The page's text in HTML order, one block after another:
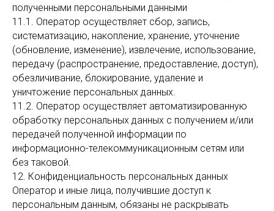
полученными персональными данными
11.1. Оператор осуществляет сбор, запись,
систематизацию, накопление, хранение, уточнение
(обновление, изменение), извлечение, использование,
передачу (распространение, предоставление, доступ),
обезличивание, блокирование, удаление и
уничтожение персональных данных.
11.2. Оператор осуществляет автоматизированную
обработку персональных данных с получением и/или
передачей полученной информации по
информационно-телекоммуникационным сетям или
без таковой.
12. Конфиденциальность персональных данных
Оператор и иные лица, получившие доступ к
персональным данным, обязаны не раскрывать